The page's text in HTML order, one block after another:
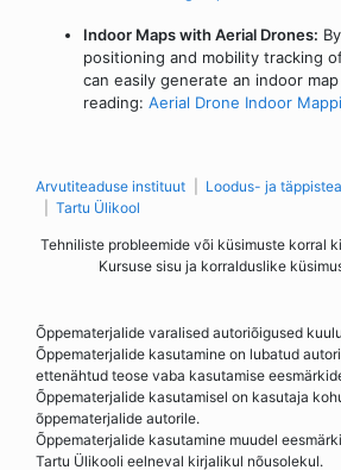
Indoor Maps with Aerial Drones:
positioning and mobility tracking
can easily generate an indoor
reading: Aerial Drone Indoor
Arvutiteaduse instituut
Loodus- ja
Tartu Ülikool
Tehniliste probleemide või küsimuste korral
Kursuse sisu ja korralduslike
Õppematerjalide varalised autoriõigused
Õppematerjalide kasutamine on lubatud
ettenähtud teose vaba kasutamise
Õppematerjalide kasutamisel on kasutaja
õppematerjalide autorile.
Õppematerjalide kasutamine muudel
Tartu Ülikooli eelneval kirjalikul nõusolekul.